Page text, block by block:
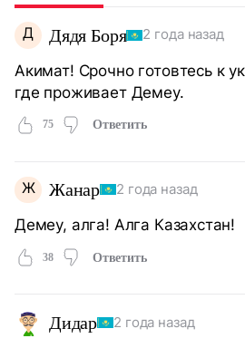
Д Дядя Боря 2 года назад
Акимат! Срочно готовтесь к
где проживает Демеу.
75 Ответить
Ж Жанар 2 года назад
Демеу, алга! Алга Казахстан!
38 Ответить
Дидар 2 года назад